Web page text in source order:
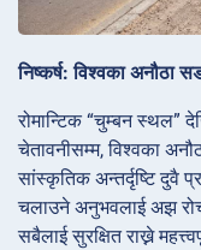
निष्कर्ष: विश्वका अनौठा
रोमान्टिक “चुम्बन स्थल”
चेतावनीसम्म, विश्वका
सांस्कृतिक अन्तर्दृष्टि दुवै
चलाउने अनुभवलाई अझ
सबैलाई सुरक्षित राख्ने